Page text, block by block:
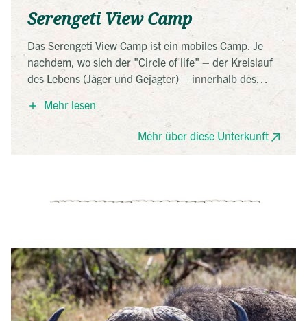
Serengeti View Camp
Das Serengeti View Camp ist ein mobiles Camp. Je
nachdem, wo sich der "Circle of life" – der Kreislauf
des Lebens (Jäger und Gejagter) – innerhalb des
Nationalparks gerade befindet, dahin wandert auch
das Camp. Im Verlauf des Jahres werden die
spektakulärsten und natürlich am besten für die
Tierbeobachtung geeigneten Stellen ausgewählt,
Das Küchenteam sorgt für gesunde und leckere
Verpflegung, während man sich auf Safari befindet.
Mehr lesen
Mehr über diese Unterkunft